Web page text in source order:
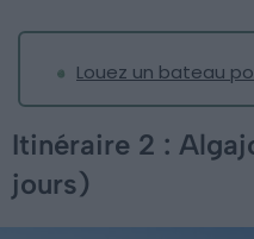
Louez un bateau
Itinéraire 2 :
jours)